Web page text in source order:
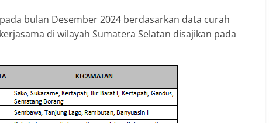
bulan Desember 2024 berdasarkan data curah
di wilayah Sumatera Selatan disajikan pada